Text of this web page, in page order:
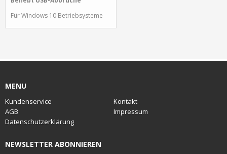
Für Windows 10 Betriebsysteme
MENU
Kundenservice
Kontakt
AGB
Impressum
Datenschutzerklärung
NEWSLETTER ABONNIEREN